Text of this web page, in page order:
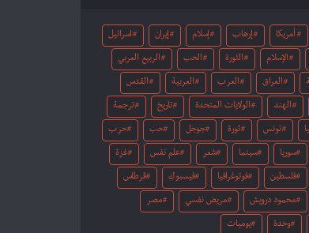
أمريكا إرهاب إسلام إيران اسرائيل
الإسلام الثورة الحب الربيع العربي
العراق العرب العربية القدس
الهند الولايات المتحدة تاريخ ترجمة
تونس ثورة جوجل حب حرب
سوريا سينما شعر علم نفس غزة
فلسطين فوتوغرافيا فيسبوك قرطاس
محمود درويش مريض نفسي مصر
وحدة يوميات